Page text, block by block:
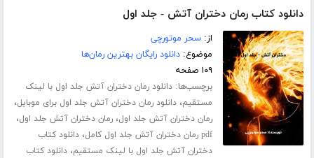
دانلود کتاب رمان دختران آتش - جلد اول
از:سحر موتورچی
موضوع:دانلود رایگان بهترین رمان‌ها
۱۰۹ صفحه
برچسب‌ها:دانلود رمان دختران آتش جلد اول با لینک
مستقیم،دانلود رمان دختران آتش جلد اول برای موبایل،
رمان دختران آتش جلد اول،رمان دختران آتش جلد اول،
pdf رمان دختران آتش جلد اول کامل ،دانلود کتاب
دختران آتش جلد اول با لینک مستقیم،دانلود کتاب